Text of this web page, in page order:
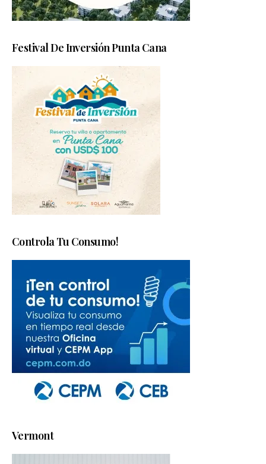
Festival De Inversión Punta Cana
Controla Tu Consumo!
Vermont